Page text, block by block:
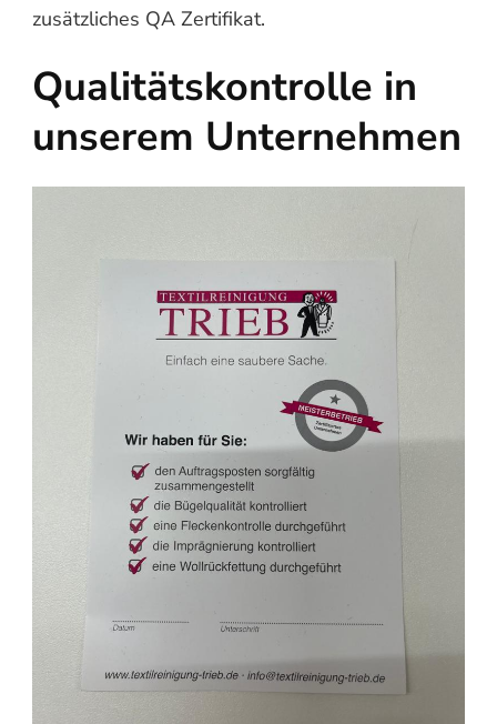
zusätzliches QA Zertifikat.
Qualitätskontrolle in
unserem Unternehmen